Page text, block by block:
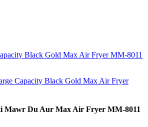
Mawr Du Aur Max Air Fryer MM-8011